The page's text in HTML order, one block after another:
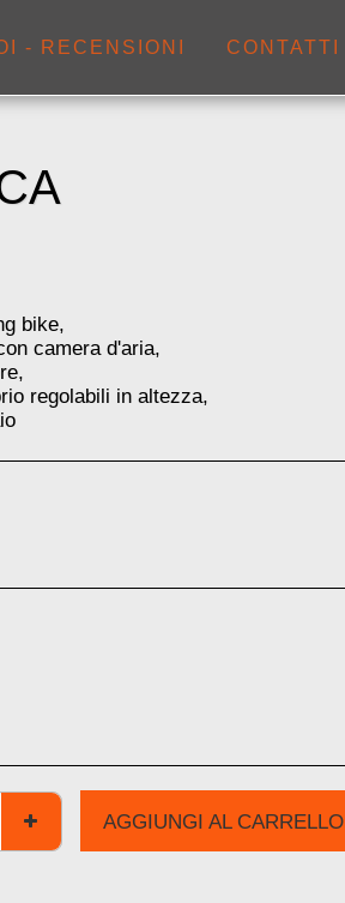
- RECENSIONI CONTATTI
bike,
camera d'aria,
regolabili in altezza,
AGGIUNGI AL CARRELLO